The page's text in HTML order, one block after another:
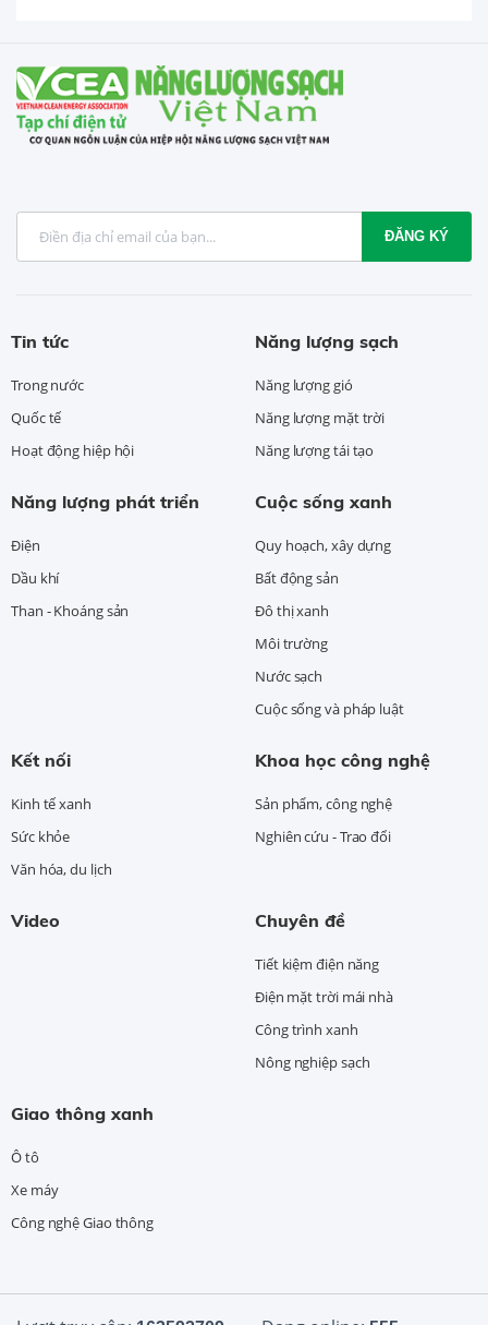
ĐĂNG KÝ
Tin tức
Trong nước
Quốc tế
Hoạt động hiệp hội
Năng lượng sạch
Năng lượng gió
Năng lượng mặt trời
Năng lượng tái tạo
Năng lượng phát triển
Điện
Dầu khí
Than - Khoáng sản
Cuộc sống xanh
Quy hoạch, xây dựng
Bất động sản
Đô thị xanh
Môi trường
Nước sạch
Cuộc sống và pháp luật
Kết nối
Kinh tế xanh
Sức khỏe
Văn hóa, du lịch
Khoa học công nghệ
Sản phẩm, công nghệ
Nghiên cứu - Trao đổi
Video Chuyên đề
Tiết kiệm điện năng
Điện mặt trời mái nhà
Công trình xanh
Nông nghiệp sạch
Giao thông xanh
Ô tô
Xe máy
Công nghệ Giao thông